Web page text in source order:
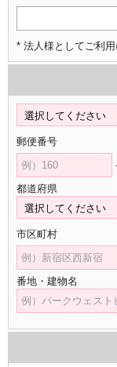
* 法人様としてご利用
郵便番号
都道府県
市区町村
番地・建物名